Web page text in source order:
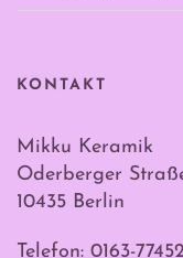
KONTAKT
Mikku Keramik
Oderberger
10435 Berlin
Telefon: 0163-